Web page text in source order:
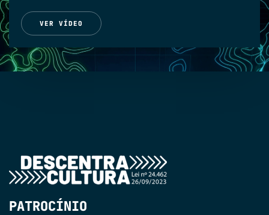
VER VÍDEO
PATROCÍNIO